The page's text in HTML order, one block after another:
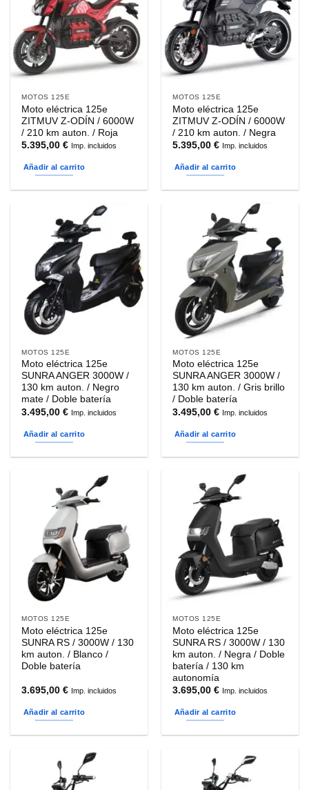
MOTOS 125E
Moto eléctrica 125e
ZITMUV Z-ODÍN / 6000W
/ 210 km auton. / Roja
5.395,00€ Imp. incluidos
Añadir al carrito
MOTOS 125E
Moto eléctrica 125e
ZITMUV Z-ODÍN / 6000W
/ 210 km auton. / Negra
5.395,00€ Imp. incluidos
Añadir al carrito
MOTOS 125E
Moto eléctrica 125e
SUNRA ANGER 3000W /
130 km auton. / Negro
mate / Doble batería
3.495,00€ Imp. incluidos
Añadir al carrito
MOTOS 125E
Moto eléctrica 125e
SUNRA ANGER 3000W /
130 km auton. / Gris brillo
/ Doble batería
3.495,00€ Imp. incluidos
Añadir al carrito
MOTOS 125E
Moto eléctrica 125e
SUNRA RS / 3000W / 130
km auton. / Blanco /
Doble batería
3.695,00€ Imp. incluidos
Añadir al carrito
MOTOS 125E
Moto eléctrica 125e
SUNRA RS / 3000W / 130
km auton. / Negra / Doble
batería / 130 km
autonomía
3.695,00€ Imp. incluidos
Añadir al carrito